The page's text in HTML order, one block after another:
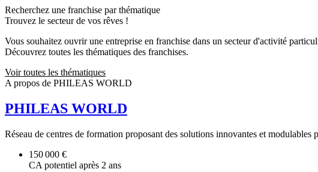
Recherchez une franchise par thématique
Trouvez le secteur de vos rêves !
Vous souhaitez ouvrir une entreprise en franchise dans un secteur d'activité
Découvrez toutes les thématiques des franchises.
Voir toutes les thématiques
A propos de PHILEAS WORLD
PHILEAS WORLD
Réseau de centres de formation proposant des solutions innovantes et
150 000 €
CA potentiel après 2 ans